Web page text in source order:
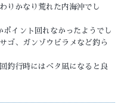
りかなり荒れた内海沖でし
イント回れなかったようでし
ゴ、ガンゾウビラメなど釣ら
釣行時にはベタ凪になると良